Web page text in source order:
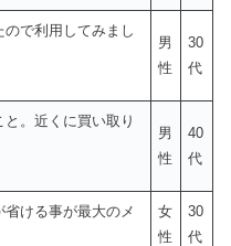
で利用してみまし
男
性
30
代
。近くに買い取り
男
性
40
代
ける事が最大のメ
女
性
30
代